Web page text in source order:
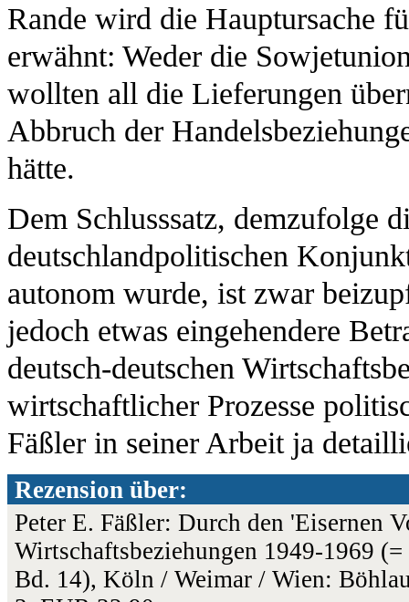
Rande wird die Hauptursache
erwähnt: Weder die
wollten all die Lieferungen
Abbruch der
hätte.
Dem Schlusssatz, demzufolge
deutschlandpolitischen
autonom wurde, ist zwar
jedoch etwas eingehendere
deutsch-deutschen
wirtschaftlicher Prozesse
Fäßler in seiner Arbeit ja
Rezension über:
Peter E. Fäßler: Durch den 'Eisernen
Wirtschaftsbeziehungen 1949-1969
Bd. 14), Köln / Weimar / Wien: